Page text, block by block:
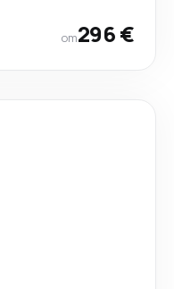
от296 €